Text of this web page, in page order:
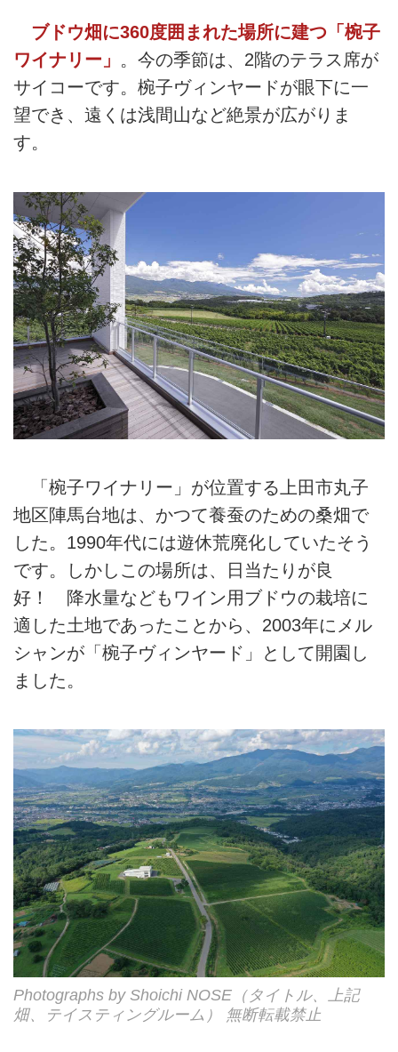
ブドウ畑に360度囲まれた場所に建つ「椀子
ワイナリー」 。今の季節は、2階のテラス席が
サイコーです。椀子ヴィンヤードが眼下に一
望でき、遠くは浅間山など絶景が広がりま
す。
「椀子ワイナリー」が位置する上田市丸子
地区陣馬台地は、かつて養蚕のための桑畑で
した。1990年代には遊休荒廃化していたそう
です。しかしこの場所は、日当たりが良
好！ 降水量などもワイン用ブドウの栽培に
適した土地であったことから、2003年にメル
シャンが「椀子ヴィンヤード」として開園し
ました。
Photographs by Shoichi NOSE（タイトル、上記
畑、テイスティングルーム） 無断転載禁止